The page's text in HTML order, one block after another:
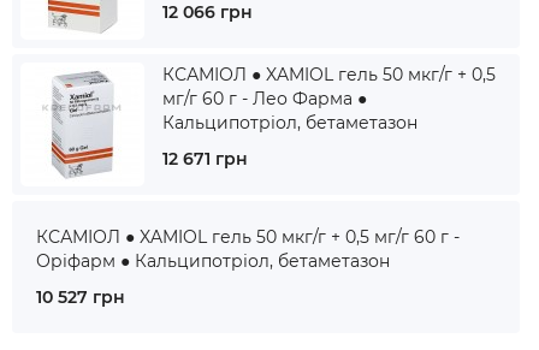
12 066 грн
КСАМІОЛ ● XAMIOL гель 50 мкг/г + 0,5
мг/г 60 г - Лео Фарма ●
Кальципотріол, бетаметазон
12 671 грн
КСАМІОЛ ● XAMIOL гель 50 мкг/г + 0,5 мг/г 60 г -
Оріфарм ● Кальципотріол, бетаметазон
10 527 грн